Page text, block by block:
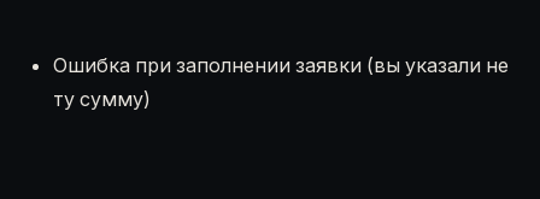
Ошибка при заполнении заявки (вы указали не
ту сумму)